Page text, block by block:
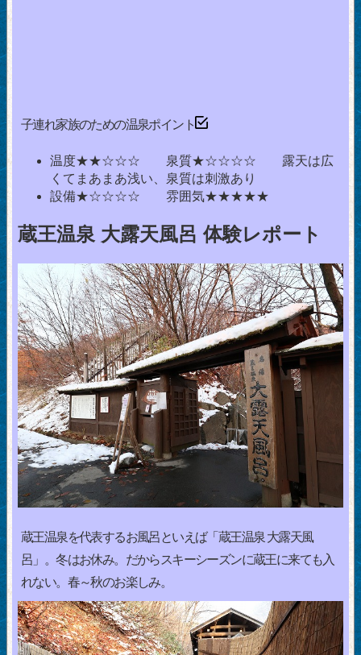
子連れ家族のための温泉ポイント
温度★★☆☆☆ 泉質★☆☆☆☆ 露天は広
くてまあまあ浅い、泉質は刺激あり
設備★☆☆☆☆ 雰囲気★★★★★
蔵王温泉 大露天風呂 体験レポート
蔵王温泉を代表するお風呂といえば「蔵王温泉 大露天風
呂」。冬はお休み。だからスキーシーズンに蔵王に来ても入
れない。春～秋のお楽しみ。